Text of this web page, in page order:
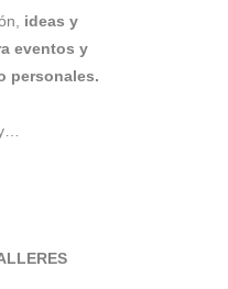
ideas y
eventos y
personales.